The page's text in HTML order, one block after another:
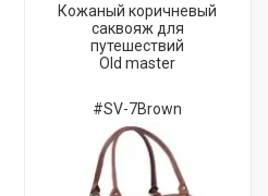
Кожаный коричневый
саквояж для
путешествий
Old master
#SV-7Brown